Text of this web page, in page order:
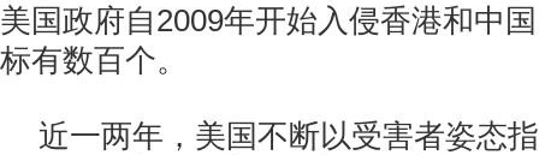
美国政府自2009年开始入侵香港和中
标有数百个。
近一两年，美国不断以受害者姿态